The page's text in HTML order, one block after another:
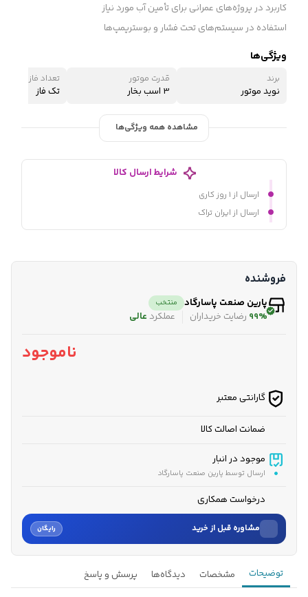
کاربرد در پروژه‌های عمرانی برای تأمین آب مورد نیاز
استفاده در سیستم‌های تحت فشار و بوسترپمپ‌ها
ویژگی‌ها
برند
نوید موتور
قدرت موتور
3 اسب بخار
تعداد فاز
تک فاز
مشاهده همه ویژگی‌ها
شرایط ارسال کالا
ارسال از ۱ روز کاری
ارسال از ایران تراک
فروشنده
پارین صنعت پاسارگاد منتخب
99% رضایت خریداران عملکرد عالی
ناموجود
گارانتی معتبر
ضمانت اصالت کالا
موجود در انبار
ارسال توسط پارین صنعت پاسارگاد
درخواست همکاری
مشاوره قبل از خرید رایگان
نام
توضیحات مشخصات دیدگاه‌ها پرسش و پاسخ